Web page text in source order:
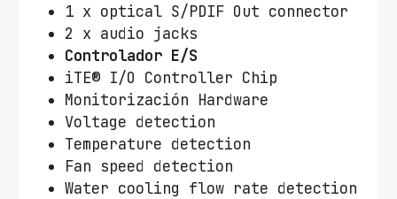
1 x optical S/PDIF Out connector
2 x audio jacks
Controlador E/S
iTE® I/O Controller Chip
Monitorización Hardware
Voltage detection
Temperature detection
Fan speed detection
Water cooling flow rate detection